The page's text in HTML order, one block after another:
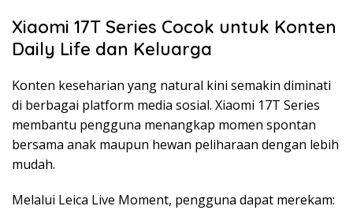
Xiaomi 17T Series Cocok untuk Konten
Daily Life dan Keluarga
Konten keseharian yang natural kini semakin diminati
di berbagai platform media sosial. Xiaomi 17T Series
membantu pengguna menangkap momen spontan
bersama anak maupun hewan peliharaan dengan lebih
mudah.
Melalui Leica Live Moment, pengguna dapat merekam: